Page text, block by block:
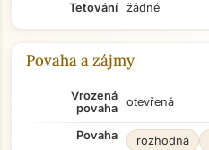
Tetování
žádné
Povaha a zájmy
Vrozená
povaha
otevřená
Povaha rozhodná